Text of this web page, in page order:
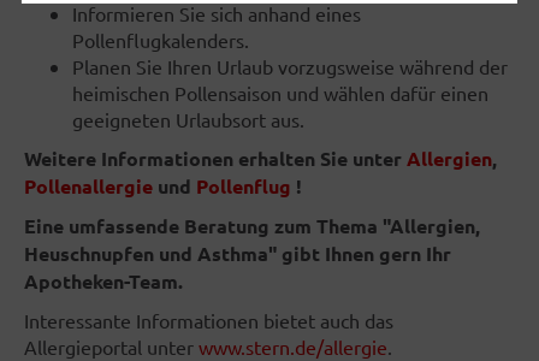
Informieren Sie sich anhand eines
Pollenflugkalenders.
Planen Sie Ihren Urlaub vorzugsweise während der
heimischen Pollensaison und wählen dafür einen
geeigneten Urlaubsort aus.
Weitere Informationen erhalten Sie unter Allergien,
Pollenallergie und Pollenflug !
Eine umfassende Beratung zum Thema "Allergien,
Heuschnupfen und Asthma" gibt Ihnen gern Ihr
Apotheken-Team.
Interessante Informationen bietet auch das
Allergieportal unter www.stern.de/allergie.